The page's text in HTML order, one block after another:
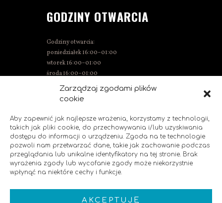
Zarządzaj zgodami plików
cookie
Aby zapewnić jak najlepsze wrażenia, korzystamy z technologii,
takich jak pliki cookie, do przechowywania i/lub uzyskiwania
dostępu do informacji o urządzeniu. Zgoda na te technologie
pozwoli nam przetwarzać dane, takie jak zachowanie podczas
przeglądania lub unikalne identyfikatory na tej stronie. Brak
wyrażenia zgody lub wycofanie zgody może niekorzystnie
wpłynąć na niektóre cechy i funkcje.
AKCEPTUJĘ
GODZINY OTWARCIA
Godziny otwarcia:
poniedziałek 16:00–01:00
wtorek 16:00–01:00
środa 16:00–01:00
czwartek 15:00–01:00
piątek 15:00–02:00
niedziela 14:00–00:00
SOCIAL MEDIA